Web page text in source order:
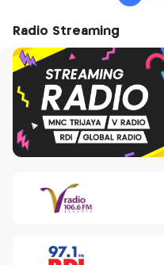
Radio Streaming